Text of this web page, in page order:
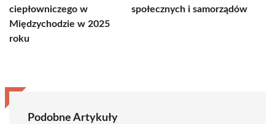
ciepłowniczego w
Międzychodzie w 2025
roku
społecznych i samorządów
Podobne Artykuły